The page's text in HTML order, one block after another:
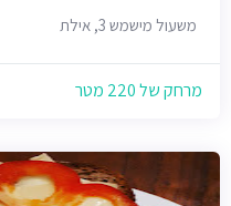
משעול מישמש 3, אילת
מרחק של 220 מטר